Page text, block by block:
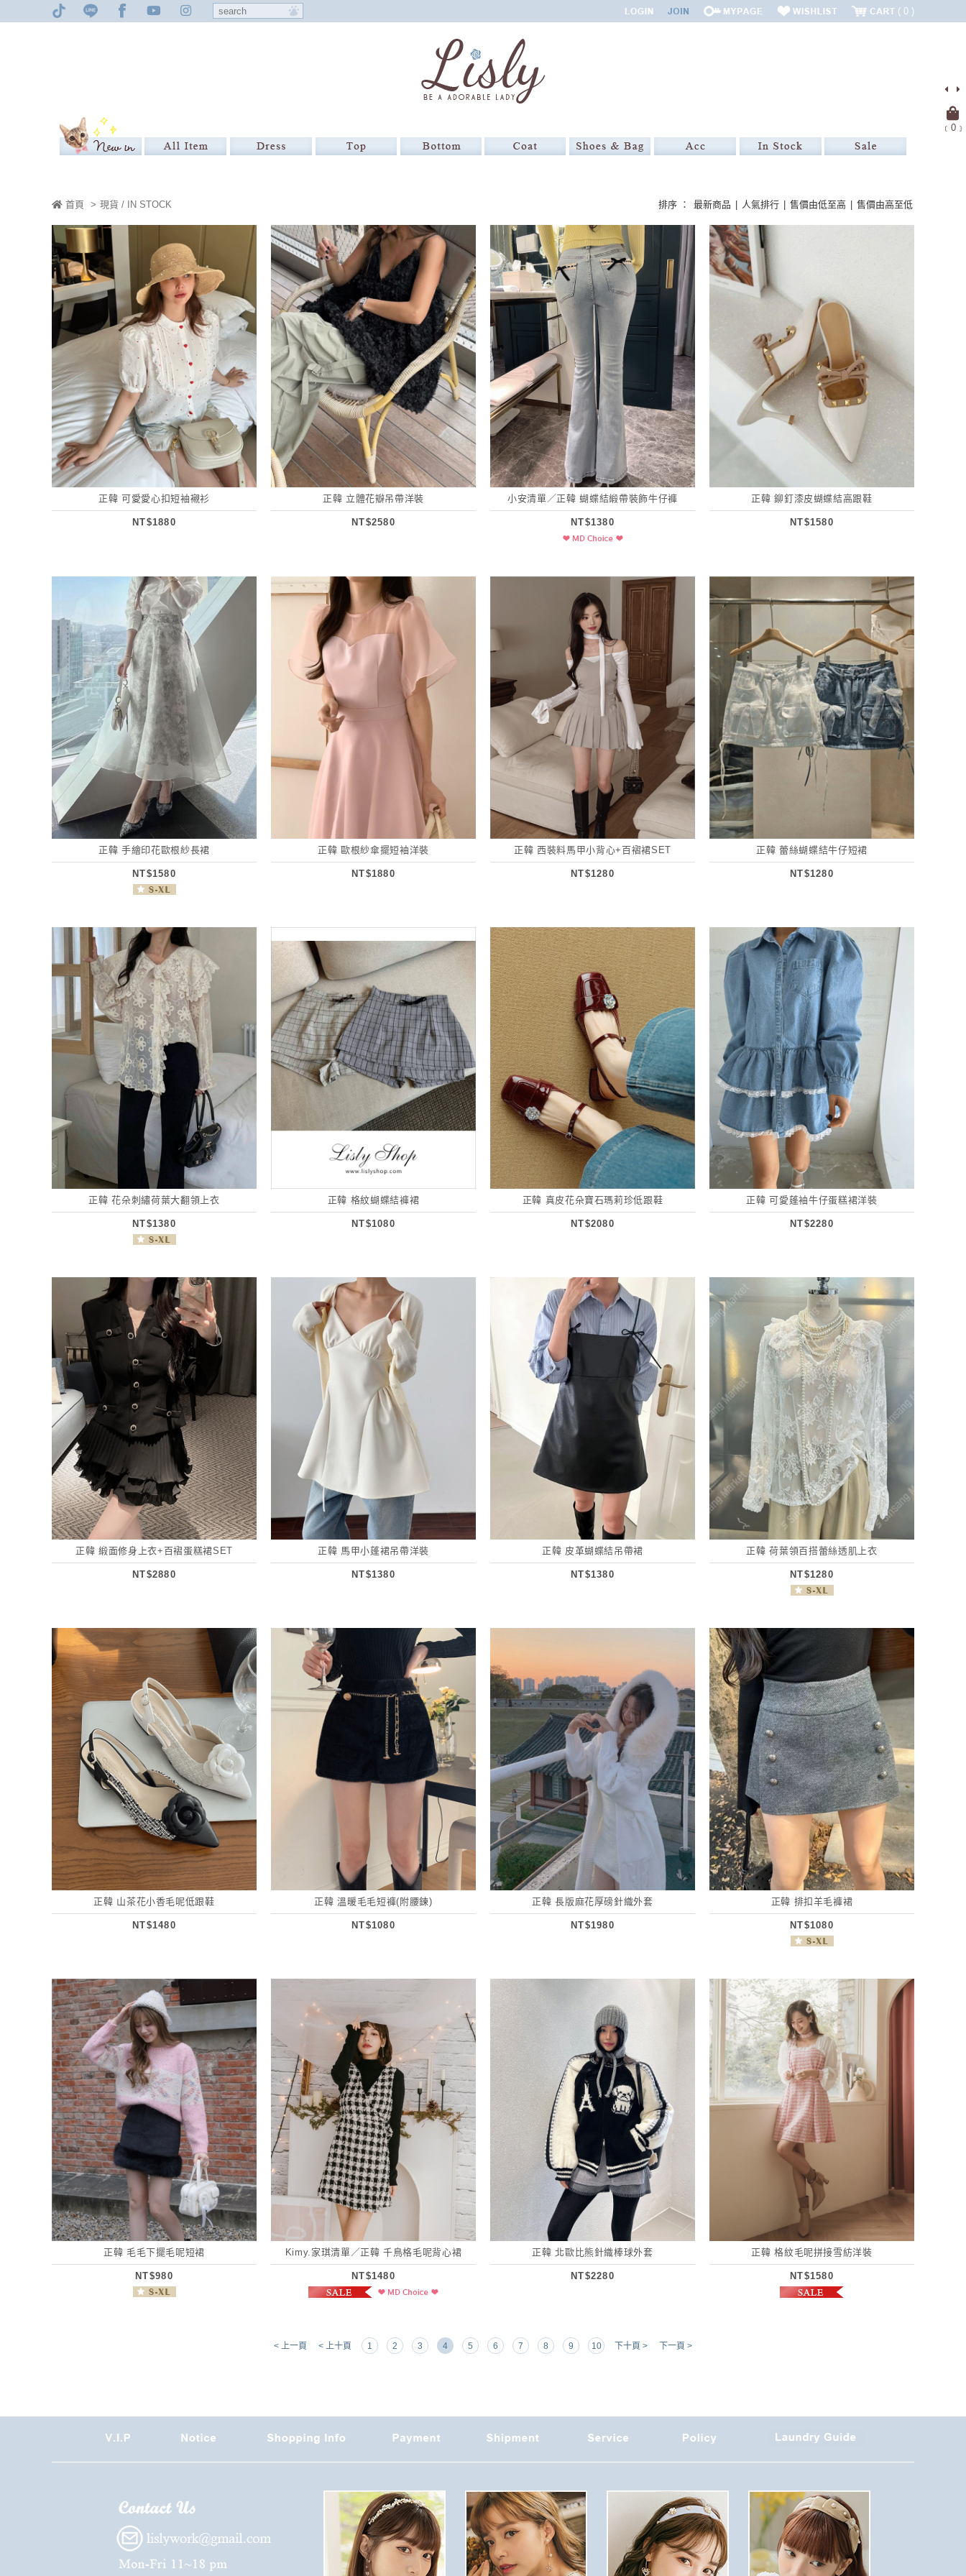
0
﹝ 0﹞
首頁 > 現貨 / IN STOCK 排序 ： 最新商品 人氣排行 售價由低至高 售價由高至低
正韓 可愛愛心扣短袖襯衫
NT$1880
正韓 立體花瓣吊帶洋裝
NT$2580
小安清單／正韓 蝴蝶結緞帶裝飾牛仔褲
NT$1380
正韓 鉚釘漆皮蝴蝶結高跟鞋
NT$1580
正韓 手繪印花歐根紗長裙
NT$1580
正韓 歐根紗傘擺短袖洋裝
NT$1880
正韓 西裝料馬甲小背心+百褶裙SET
NT$1280
正韓 蕾絲蝴蝶結牛仔短裙
NT$1280
正韓 花朵刺繡荷葉大翻領上衣
NT$1380
正韓 格紋蝴蝶結褲裙
NT$1080
正韓 真皮花朵寶石瑪莉珍低跟鞋
NT$2080
正韓 可愛蓬袖牛仔蛋糕裙洋裝
NT$2280
正韓 緞面修身上衣+百褶蛋糕裙SET
NT$2880
正韓 馬甲小蓬裙吊帶洋裝
NT$1380
正韓 皮革蝴蝶結吊帶裙
NT$1380
正韓 荷葉領百搭蕾絲透肌上衣
NT$1280
正韓 山茶花小香毛呢低跟鞋
NT$1480
正韓 溫暖毛毛短褲(附腰鍊)
NT$1080
正韓 長版麻花厚磅針織外套
NT$1980
正韓 排扣羊毛褲裙
NT$1080
正韓 毛毛下擺毛呢短裙
NT$980
Kimy.家琪清單／正韓 千鳥格毛呢背心裙
NT$1480
正韓 北歐比熊針織棒球外套
NT$2280
正韓 格紋毛呢拼接雪紡洋裝
NT$1580
< 上一頁 < 上十頁 1 2 3 4 5 6 7 8 9 10 下十頁 > 下一頁 >